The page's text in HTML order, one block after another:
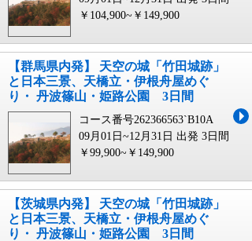
￥104,900~￥149,900
【群馬県内発】 天空の城「竹田城跡」
と日本三景、天橋立・伊根舟屋めぐ
り・ 丹波篠山・姫路公園 3日間
コース番号262366563`B10A
09月01日~12月31日 出発 3日間
￥99,900~￥149,900
【茨城県内発】 天空の城「竹田城跡」
と日本三景、天橋立・伊根舟屋めぐ
り・ 丹波篠山・姫路公園 3日間